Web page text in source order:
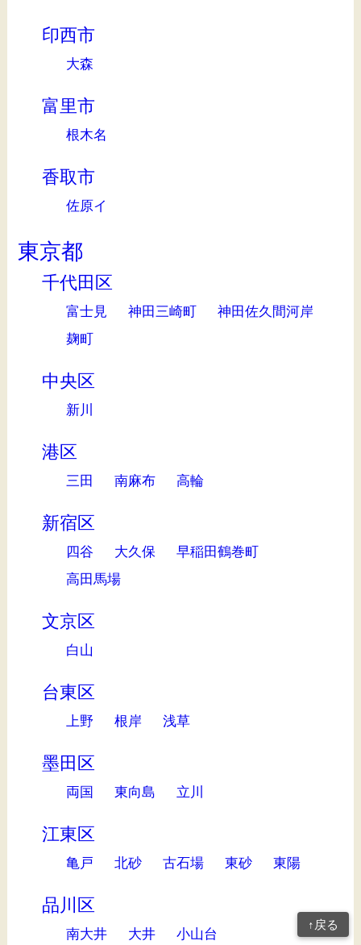
印西市
大森
富里市
根木名
香取市
佐原イ
東京都
千代田区
富士見 神田三崎町
神田佐久間河岸
麹町
中央区
新川
港区
三田 南麻布 高輪
新宿区
四谷 大久保
早稲田鶴巻町
高田馬場
文京区
白山
台東区
上野 根岸 浅草
墨田区
両国 東向島 立川
江東区
亀戸 北砂 古石場 東砂 東陽
品川区
南大井 大井 小山台
↑戻る